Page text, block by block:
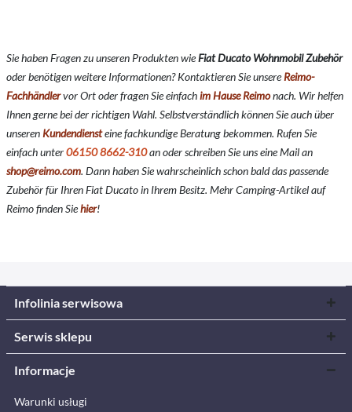
Sie haben Fragen zu unseren Produkten wieFiat Ducato Wohnmobil Zubehör
oder benötigen weitere Informationen? Kontaktieren Sie unsereReimo-
Fachhändlervor Ort oder fragen Sie einfachim Hause Reimonach. Wir helfen
Ihnen gerne bei der richtigen Wahl. Selbstverständlich können Sie auch über
unseren Kundendiensteine fachkundige Beratung bekommen. Rufen Sie
einfach unter06150 8662-310an oder schreiben Sie uns eine Mail an
shop@reimo.com. Dann haben Sie wahrscheinlich schon bald das passende
Zubehör für Ihren Fiat Ducato in Ihrem Besitz. Mehr Camping-Artikel auf
Reimo finden Siehier!
Infolinia serwisowa
Serwis sklepu
Informacje
Warunki usługi